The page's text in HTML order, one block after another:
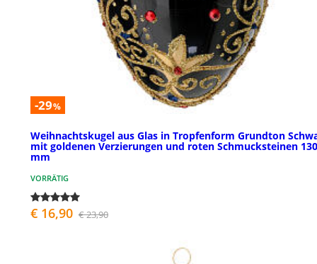
-29%
Weihnachtskugel aus Glas in Tropfenform Grundton
mit goldenen Verzierungen und roten Schmucksteinen 130
mm
VORRÄTIG
€ 16,90 € 23,90